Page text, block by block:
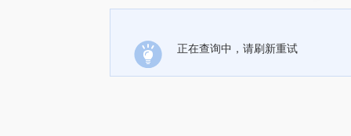
正在查询中，请刷新重试